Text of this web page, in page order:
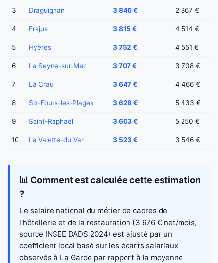
3 Draguignan 3 846 € 2 867 €
4 Fréjus 3 815 € 4 514 €
5 Hyères 3 752 € 4 551 €
6 La Seyne-sur-Mer 3 707 € 3 708 €
7 La Crau 3 647 € 4 466 €
8 Six-Fours-les-Plages 3 628 € 5 433 €
9 Saint-Raphaël 3 603 € 5 250 €
10 La Valette-du-Var 3 523 € 3 546 €
📊 Comment est calculée cette estimation
?
Le salaire national du métier de cadres de
l'hôtellerie et de la restauration (3 676 € net/mois,
source INSEE DADS 2024) est ajusté par un
coefficient local basé sur les écarts salariaux
observés à La Garde par rapport à la moyenne